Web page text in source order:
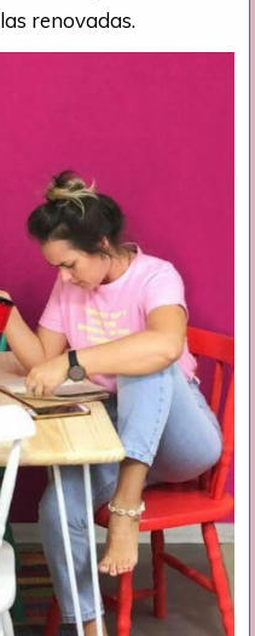
renovadas.